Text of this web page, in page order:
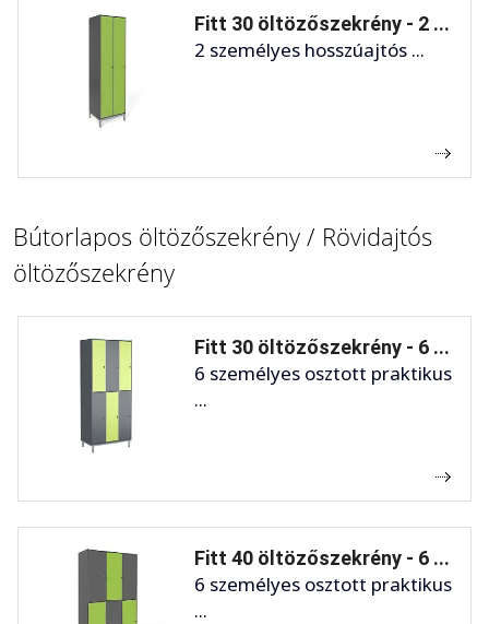
Fitt 30 öltözőszekrény - 2 ...
2 személyes hosszúajtós ...
Bútorlapos öltözőszekrény / Rövidajtós
öltözőszekrény
Fitt 30 öltözőszekrény - 6 ...
6 személyes osztott praktikus
...
Fitt 40 öltözőszekrény - 6 ...
6 személyes osztott praktikus
...